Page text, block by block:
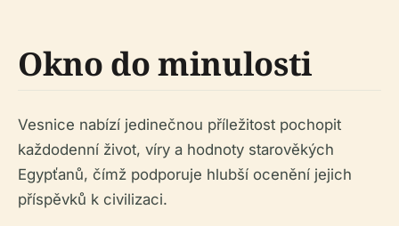
Okno do minulosti
Vesnice nabízí jedinečnou příležitost pochopit
každodenní život, víry a hodnoty starověkých
Egypťanů, čímž podporuje hlubší ocenění jejich
příspěvků k civilizaci.